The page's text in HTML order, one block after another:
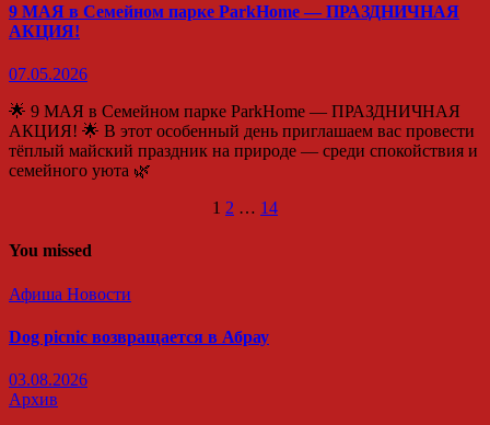
9 МАЯ в Семейном парке ParkHome — ПРАЗДНИЧНАЯ
АКЦИЯ!
07.05.2026
🌟 9 МАЯ в Семейном парке ParkHome — ПРАЗДНИЧНАЯ
АКЦИЯ! 🌟 В этот особенный день приглашаем вас провести
тёплый майский праздник на природе — среди спокойствия и
семейного уюта 🌿
записей
1 2 … 14
You missed
Афиша Новости
Dog picnic возвращается в Абрау
03.08.2026
Архив